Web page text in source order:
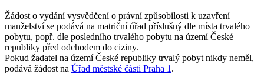
Žádost o vydání vysvědčení o právní způsobilosti k uzavření
manželství se podává na matriční úřad příslušný dle místa trvalého
pobytu, popř. dle posledního trvalého pobytu na území České
republiky před odchodem do ciziny.
Pokud žadatel na území České republiky trvalý pobyt nikdy neměl,
podává žádost na Úřad městské části Praha 1 .